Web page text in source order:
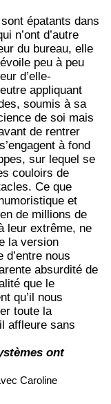
épatants dans
n’ont d’autre
du bureau, elle
peu à peu
d’elle-
appliquant
soumis à sa
de soi mais
de rentrer
à fond
sur lequel se
couloirs de
Ce que
et
de millions de
leur extrême, ne
la version
nous
absurdité de
que le
qu’il nous
toute la
affleure sans
ont
Caroline